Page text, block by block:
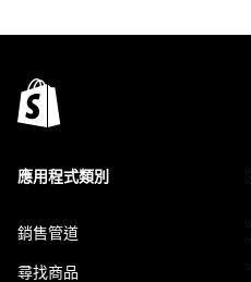
應用程式類別
銷售管道
尋找商品